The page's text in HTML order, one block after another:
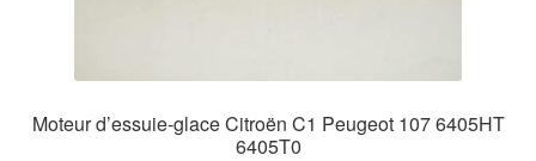
Moteur d’essuie-glace Citroën C1 Peugeot 107 6405HT
6405T0